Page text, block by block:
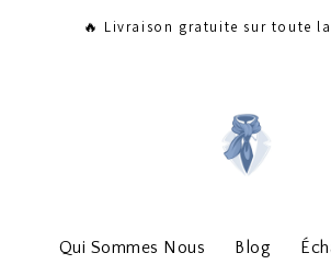
🔥 Livraison gratuite sur toute la
Qui Sommes Nous Blog